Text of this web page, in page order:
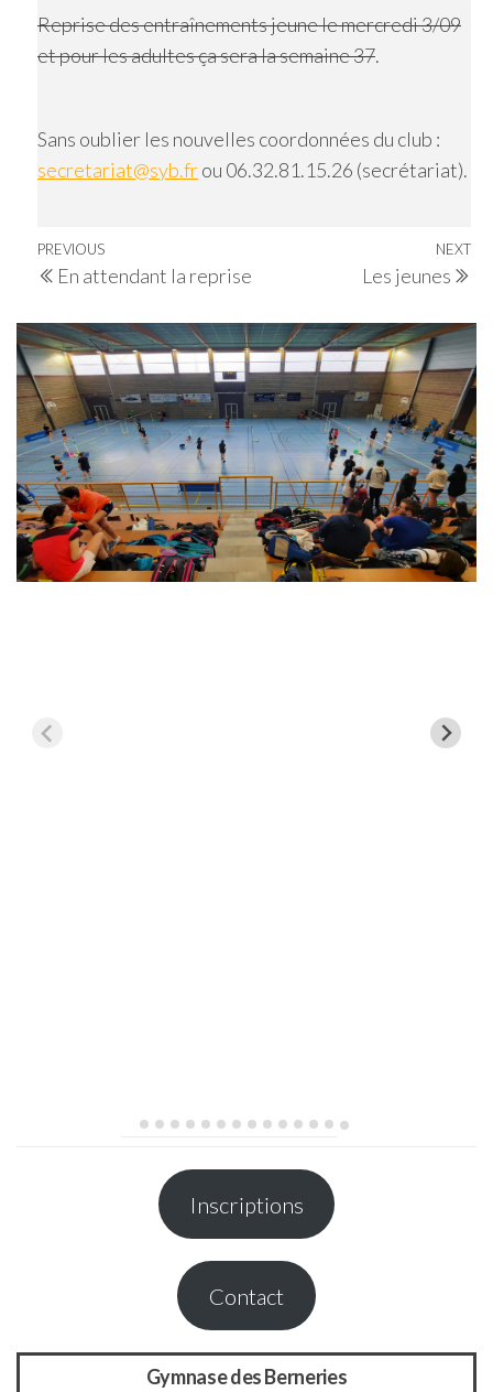
Reprise des entraînements jeune le mercredi 3/09
et pour les adultes ça sera la semaine 37.
Sans oublier les nouvelles coordonnées du club :
secretariat@syb.frou 06.32.81.15.26 (secrétariat).
Navigation
de
l’article
Previous
Post
PREVIOUS
En attendant la reprise
NEXT
Les jeunes
Inscriptions
Contact
Gymnase des Berneries